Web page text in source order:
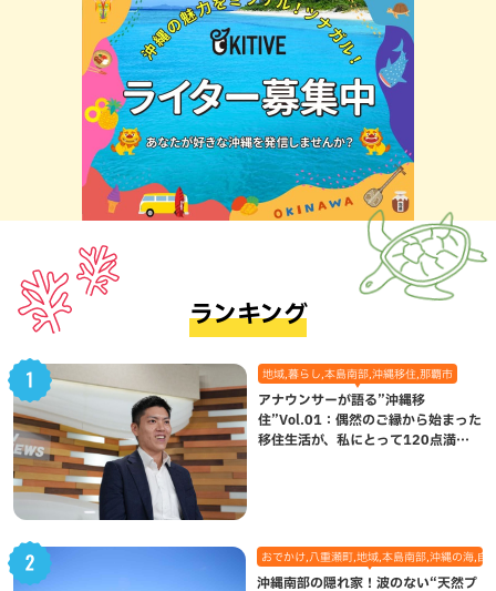
ランキング
地域,暮らし,本島南部,沖縄移住,那覇市
アナウンサーが語る”沖縄移
住”Vol.01：偶然のご縁から始まった
移住生活が、私にとって120点満点
おでかけ,八重瀬町,地域,本島南部,沖縄の海,自
沖縄南部の隠れ家！波のない“天然プ